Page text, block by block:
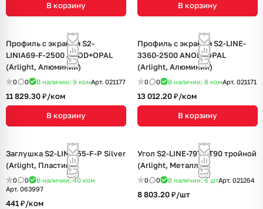
В корзину В корзину
Профиль с экраном S2-
LINIA69-F-2500 ANOD+OPAL
(Arlight, Алюминий)
0 0 В наличии: 9 комАрт. 021177
11 829.30 ₽/ком
В корзину
Профиль с экраном S2-LINE-
3360-2500 ANOD+OPAL
(Arlight, Алюминий)
0 0 В наличии: 8 комАрт. 021171
13 012.20 ₽/ком
В корзину
Заглушка S2-LINIA55-F-P Silver
(Arlight, Пластик)
0 0 В наличии: 40 ком
Арт. 063997
441 ₽/ком
Угол S2-LINE-7977-T90 тройной
(Arlight, Металл)
0 0 В наличии: 6штАрт. 021264
8 803.20 ₽/шт